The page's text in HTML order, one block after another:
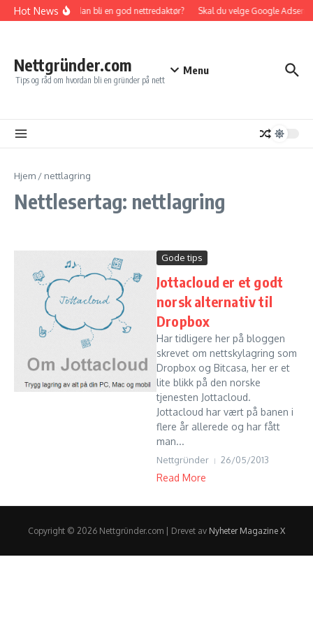
Gå til innhold
Hot NewsHvordan bli en god nettredaktør? Skal du velge Google
Nettgründer.com
Tips og råd om hvordan bli en gründer på nett
Menu
Hjem / nettlagring
Nettlesertag: nettlagring
Gode tips
Jottacloud er et godt
norsk alternativ til
Dropbox
Har tidligere her på bloggen
skrevet om nettskylagring som
Dropbox og Bitcasa, her er et
lite blikk på den norske
tjenesten Jottacloud.
Jottacloud har vært på banen i
flere år allerede og har fått
man...
Nettgründer 26/05/2013
Read More
Copyright © 2026 Nettgründer.com | Drevet av Nyheter Magazine X